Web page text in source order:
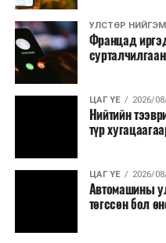
УЛСТӨР НИЙГЭМ
Францад
ЦАГ ҮЕ 2026/
Нийтийн
түр
ЦАГ ҮЕ 2026/
Автомашины
төгссөн бол